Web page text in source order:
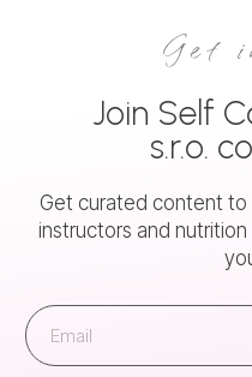
Get
Join Self
s.r.o.
Get curated content to
instructors and